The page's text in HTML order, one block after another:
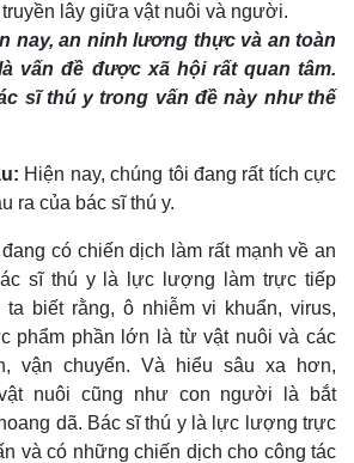
Multimedia
Video
lây giữa vật nuôi và người.
nay, an ninh lương thực và an toàn
vấn đề được xã hội rất quan tâm.
sĩ thú y trong vấn đề này như thế
Hiện nay, chúng tôi đang rất tích cực
ra của bác sĩ thú y.
có chiến dịch làm rất mạnh về an
sĩ thú y là lực lượng làm trực tiếp
biết rằng, ô nhiễm vi khuẩn, virus,
phẩm phần lớn là từ vật nuôi và các
vận chuyển. Và hiểu sâu xa hơn,
nuôi cũng như con người là bắt
dã. Bác sĩ thú y là lực lượng trực
và có những chiến dịch cho công tác